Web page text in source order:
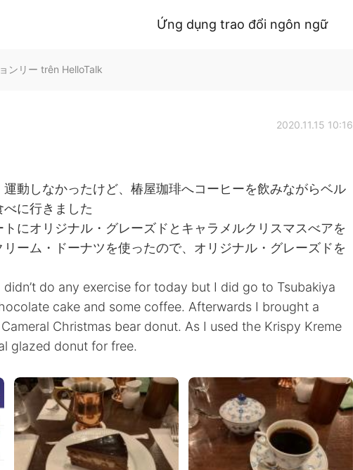
Ứng dụng trao đổi ngôn ngữ
ンリー trên HelloTalk
2020.11.15 10:16
動しなかったけど、椿屋珈琲へコーヒーを飲みながらベル
に行きました
にオリジナル・グレーズドとキャラメルクリスマスべアを
ーム・ドーナツを使ったので、オリジナル・グレーズドを
do any exercise for today but I did go to Tsubakiya
cake and some coffee. Afterwards I brought a
Christmas bear donut. As I used the Krispy Kreme
glazed donut for free.